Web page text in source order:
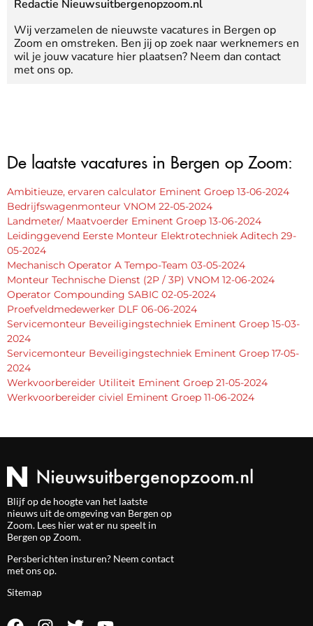
Redactie Nieuwsuitbergenopzoom.nl
Wij verzamelen de nieuwste vacatures in Bergen op
Zoom en omstreken. Ben jij op zoek naar werknemers en
wil je jouw vacature hier plaatsen? Neem dan contact
met ons op.
De laatste vacatures in Bergen op Zoom:
Ambitieuze, ervaren calculator Eminent Groep 13-06-2024
Bedrijfswagenmonteur VNOM 22-05-2024
Landmeter/ Maatvoerder Eminent Groep 13-06-2024
Leidinggevend Eerste Monteur Elektrotechniek Aditech 29-
05-2024
Mechanisch Operator A Tempo-Team 03-05-2024
Monteur Technische Dienst (2P / 3P) VNOM 12-06-2024
Operator Compounding SABIC 02-05-2024
Proefveldmedewerker DLF 06-06-2024
Servicemonteur Beveiligingstechniek Eminent Groep 15-03-
2024
Servicemonteur Beveiligingstechniek Eminent Groep 17-05-
2024
Werkvoorbereider Utiliteit Eminent Groep 21-05-2024
Werkvoorbereider civiel Eminent Groep 11-06-2024
Blijf op de hoogte van het laatste
nieuws uit de omgeving van Bergen op
Zoom. Lees hier wat er nu speelt in
Bergen op Zoom.
Persberichten insturen? Neem contact
met ons op.
Sitemap